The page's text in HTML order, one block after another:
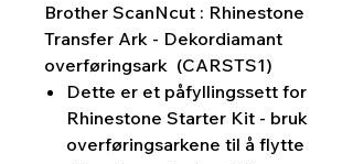
Brother ScanNcut : Rhinestone
Transfer Ark - Dekordiamant
overføringsark (CARSTS1)
Dette er et påfyllingssett for
Rhinestone Starter Kit - bruk
overføringsarkene til å flytte